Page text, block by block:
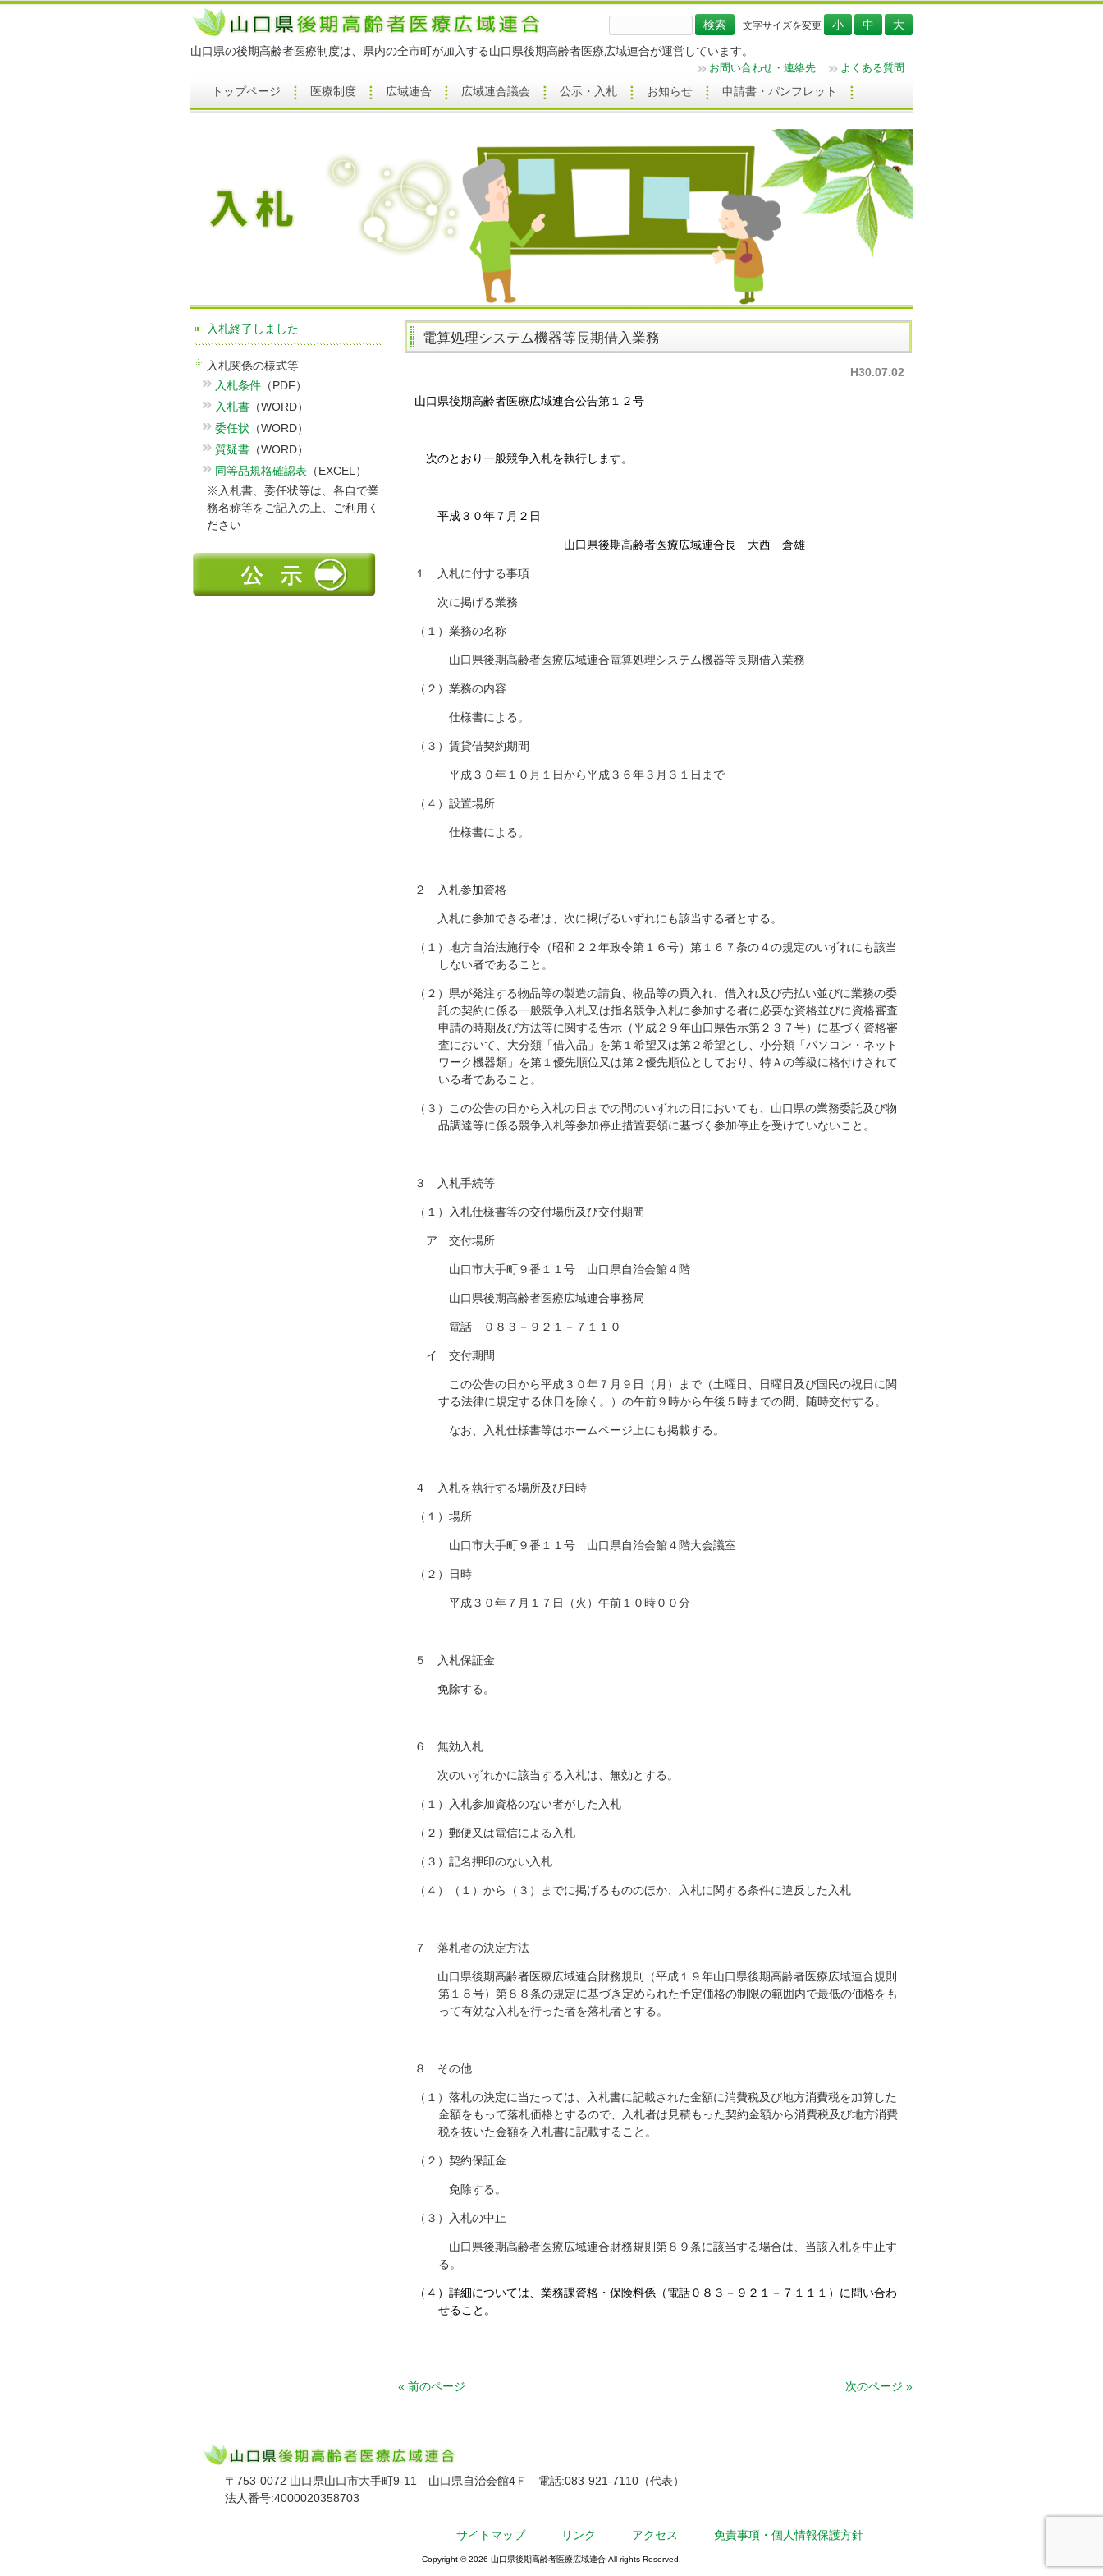
文字サイズを変更
検
索:
山口県の後期高齢者医療制度は、県内の全市町が加入する山口県後期高齢者医療広域連合が運営しています。
お問い合わせ・連絡先 よくある質問
トップページ 医療制度 広域連合 広域連合議会 公示・入札 お知らせ 申請書・パンフレット
電算処理システム機器等長期借入業務
H30.07.02
山口県後期高齢者医療広域連合公告第１２号
次のとおり一般競争入札を執行します。
平成３０年７月２日
山口県後期高齢者医療広域連合長 大西 倉雄
１ 入札に付する事項
次に掲げる業務
（１）業務の名称
山口県後期高齢者医療広域連合電算処理システム機器等長期借入業務
（２）業務の内容
仕様書による。
（３）賃貸借契約期間
平成３０年１０月１日から平成３６年３月３１日まで
（４）設置場所
仕様書による。
２ 入札参加資格
入札に参加できる者は、次に掲げるいずれにも該当する者とする。
（１）地方自治法施行令（昭和２２年政令第１６号）第１６７条の４の規定のいずれにも該当
しない者であること。
（２）県が発注する物品等の製造の請負、物品等の買入れ、借入れ及び売払い並びに業務の委
託の契約に係る一般競争入札又は指名競争入札に参加する者に必要な資格並びに資格審査
申請の時期及び方法等に関する告示（平成２９年山口県告示第２３７号）に基づく資格審
査において、大分類「借入品」を第１希望又は第２希望とし、小分類「パソコン・ネット
ワーク機器類」を第１優先順位又は第２優先順位としており、特Ａの等級に格付けされて
いる者であること。
（３）この公告の日から入札の日までの間のいずれの日においても、山口県の業務委託及び物
品調達等に係る競争入札等参加停止措置要領に基づく参加停止を受けていないこと。
３ 入札手続等
（１）入札仕様書等の交付場所及び交付期間
ア 交付場所
山口市大手町９番１１号 山口県自治会館４階
山口県後期高齢者医療広域連合事務局
電話 ０８３－９２１－７１１０
イ 交付期間
この公告の日から平成３０年７月９日（月）まで（土曜日、日曜日及び国民の祝日に関
する法律に規定する休日を除く。）の午前９時から午後５時までの間、随時交付する。
なお、入札仕様書等はホームページ上にも掲載する。
４ 入札を執行する場所及び日時
（１）場所
山口市大手町９番１１号 山口県自治会館４階大会議室
（２）日時
平成３０年７月１７日（火）午前１０時００分
５ 入札保証金
免除する。
６ 無効入札
次のいずれかに該当する入札は、無効とする。
（１）入札参加資格のない者がした入札
（２）郵便又は電信による入札
（３）記名押印のない入札
（４）（１）から（３）までに掲げるもののほか、入札に関する条件に違反した入札
７ 落札者の決定方法
山口県後期高齢者医療広域連合財務規則（平成１９年山口県後期高齢者医療広域連合規則
第１８号）第８８条の規定に基づき定められた予定価格の制限の範囲内で最低の価格をも
って有効な入札を行った者を落札者とする。
８ その他
（１）落札の決定に当たっては、入札書に記載された金額に消費税及び地方消費税を加算した
金額をもって落札価格とするので、入札者は見積もった契約金額から消費税及び地方消費
税を抜いた金額を入札書に記載すること。
（２）契約保証金
免除する。
（３）入札の中止
山口県後期高齢者医療広域連合財務規則第８９条に該当する場合は、当該入札を中止す
る。
（４）詳細については、業務課資格・保険料係（電話０８３－９２１－７１１１）に問い合わ
せること。
« 前のページ 次のページ »
入札終了しました
入札関係の様式等
入札条件 （PDF）
入札書 （WORD）
委任状 （WORD）
質疑書 （WORD）
同等品規格確認表 （EXCEL）
※入札書、委任状等は、各自で業
務名称等をご記入の上、ご利用く
ださい
〒753-0072 山口県山口市大手町9-11 山口県自治会館4Ｆ 電話:083-921-7110（代表）
法人番号:4000020358703
サイトマップ リンク アクセス 免責事項・個人情報保護方針
Copyright © 2026 山口県後期高齢者医療広域連合 All rights Reserved.